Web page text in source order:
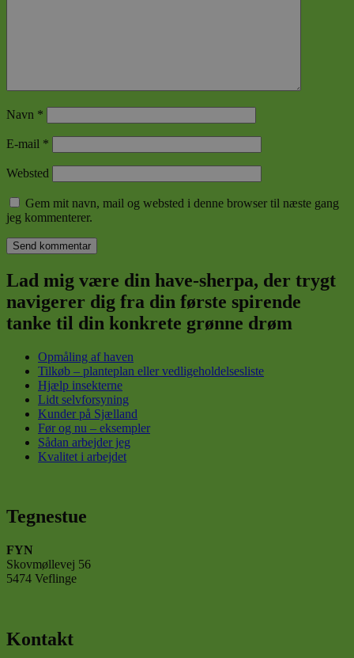
Navn *
E-mail *
Websted
Gem mit navn, mail og websted i denne browser til næste gang
jeg kommenterer.
Lad mig være din have-sherpa, der trygt
navigerer dig fra din første spirende
tanke til din konkrete grønne drøm
Opmåling af haven
Tilkøb – planteplan eller vedligeholdelsesliste
Hjælp insekterne
Lidt selvforsyning
Kunder på Sjælland
Før og nu – eksempler
Sådan arbejder jeg
Kvalitet i arbejdet
Tegnestue
FYN
Skovmøllevej 56
5474 Veflinge
Kontakt